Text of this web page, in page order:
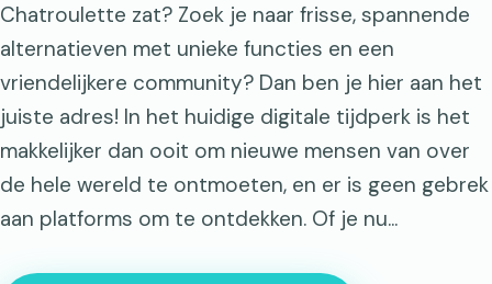
Chatroulette zat? Zoek je naar frisse, spannende
alternatieven met unieke functies en een
vriendelijkere community? Dan ben je hier aan het
juiste adres! In het huidige digitale tijdperk is het
makkelijker dan ooit om nieuwe mensen van over
de hele wereld te ontmoeten, en er is geen gebrek
aan platforms om te ontdekken. Of je nu...